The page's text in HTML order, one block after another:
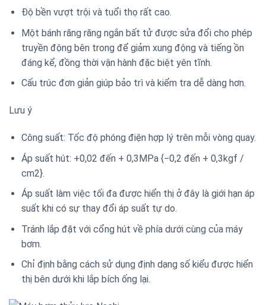
Độ bền vượt trội và tuổi thọ rất cao.
Một bánh răng răng ngắn bất tử được sửa đổi cho phép
truyền động bên trong để giảm xung động và tiếng ồn
đáng kể, đồng thời vận hành đặc biệt yên tĩnh.
Cấu trúc đơn giản giúp bảo trì và kiểm tra dễ dàng hơn.
Lưu ý
Công suất: Tốc độ phóng điện hợp lý trên mỗi vòng quay.
Áp suất hút: +0,02 đến + 0,3MPa {−0,2 đến + 0,3kgf /
cm2}.
Áp suất làm việc tối đa được hiển thị ở đây là giới hạn áp
suất khi có sự thay đổi áp suất tự do.
Tránh lắp đặt với cổng hút về phía dưới cùng của máy
bơm.
Chỉ định bằng cách sử dụng định dạng số kiểu được hiển
thị bên dưới khi lắp bích ống lại.